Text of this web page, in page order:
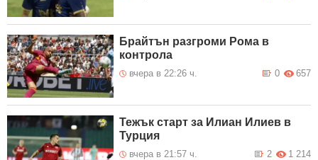
Брайтън разгроми Рома в
контрола
вчера в 22:26 ч. 657
0
Тежък старт за Илиан Илиев в
Турция
вчера в 21:57 ч. 1 214
2